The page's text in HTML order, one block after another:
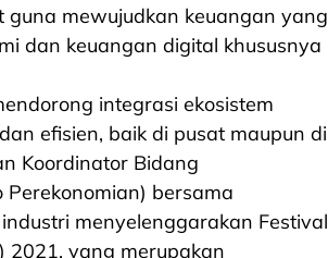
mewujudkan keuangan yang
dan keuangan digital khususnya
integrasi ekosistem
efisien, baik di pusat maupun di
Koordinator Bidang
Perekonomian) bersama
menyelenggarakan Festival
2021, yang merupakan